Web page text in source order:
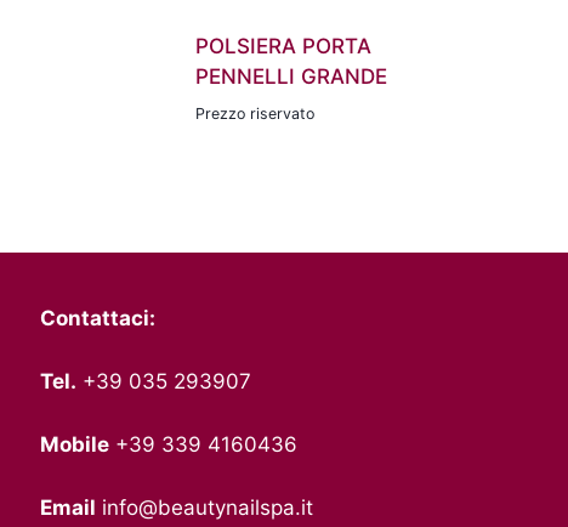
POLSIERA PORTA
PENNELLI GRANDE
Prezzo riservato
Contattaci:
Tel. +39 035 293907
Mobile +39 339 4160436
Email info@beautynailspa.it